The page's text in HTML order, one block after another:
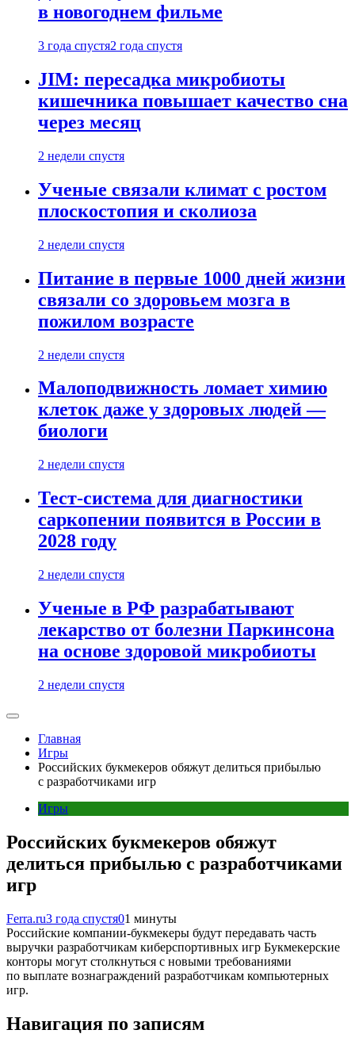
в новогоднем фильме
3 года спустя2 года спустя
JIM: пересадка микробиоты
кишечника повышает качество сна
через месяц
2 недели спустя
Ученые связали климат с ростом
плоскостопия и сколиоза
2 недели спустя
Питание в первые 1000 дней жизни
связали со здоровьем мозга в
пожилом возрасте
2 недели спустя
Малоподвижность ломает химию
клеток даже у здоровых людей —
биологи
2 недели спустя
Тест-система для диагностики
саркопении появится в России в
2028 году
2 недели спустя
Ученые в РФ разрабатывают
лекарство от болезни Паркинсона
на основе здоровой микробиоты
2 недели спустя
Главная
Игры
Российских букмекеров обяжут делиться прибылью
с разработчиками игр
Игры
Российских букмекеров обяжут
делиться прибылью с разработчиками
игр
Ferra.ru3 года спустя01 минуты
Российские компании-букмекеры будут передавать часть
выручки разработчикам киберспортивных игр Букмекерские
конторы могут столкнуться с новыми требованиями
по выплате вознаграждений разработчикам компьютерных
игр.
Навигация по записям